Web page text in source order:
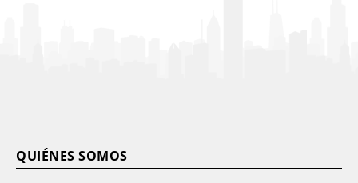
QUIÉNES SOMOS